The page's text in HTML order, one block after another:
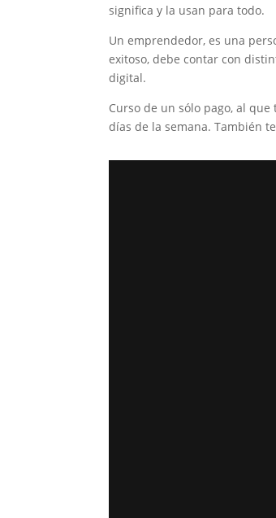
significa y la usan para todo.
Un emprendedor, es una
exitoso, debe contar con
digital.
Curso de un sólo pago, al
días de la semana. También